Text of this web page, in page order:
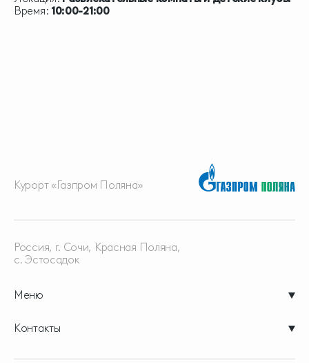
Время: 10:00-21:00
Курорт «Газпром Поляна»
Меню
Россия, г. Сочи, Красная Поляна,
с. Эстосадок
Контакты